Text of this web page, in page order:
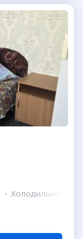
Холодильник в